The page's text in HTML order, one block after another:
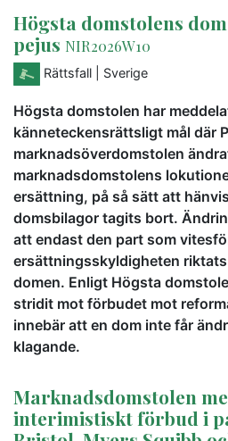
Högsta domstolens
pejus NIR2026W10
Rättsfall | Sverige
Högsta domstolen har
känneteckensrättsligt mål där
marknadsöverdomstolen
marknadsdomstolens
ersättning, på så sätt att
domsbilagor tagits bort.
att endast den part som
ersättningsskyldigheten
domen. Enligt Högsta
stridit mot förbudet mot
innebär att en dom inte får
klagande.
Marknadsdomstolen
interimistiskt förbud i